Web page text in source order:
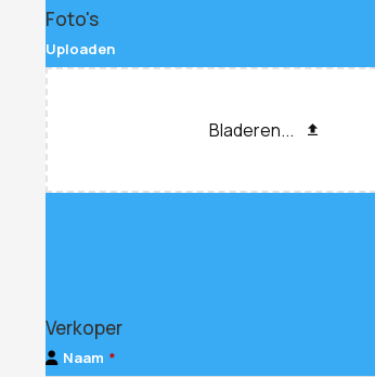
Foto's
Uploaden
Bladeren...
Email
Verkoper
Naam *